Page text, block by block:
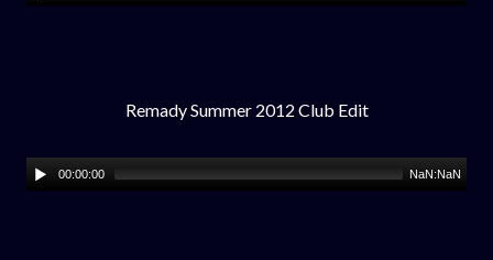
Remady Summer 2012 Club Edit
00:00:00 NaN:NaN